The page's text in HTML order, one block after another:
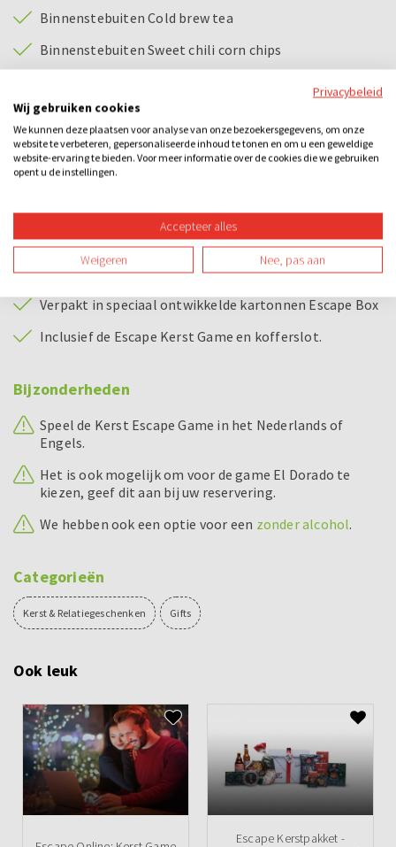
Binnenstebuiten Cold brew tea
Binnenstebuiten Sweet chili corn chips
Binnenstebuiten Winter pretzels
Binnenstebuiten Tomaat-courgettesoep veggie in pot
Binnenstebuiten Fudge
Eeuwige Jeugd Gladjanus 33Cl
Du Bocq Deugniet 33cl
Rode wijn
Verpakt in speciaal ontwikkelde kartonnen Escape Box
Inclusief de Escape Kerst Game en kofferslot.
Bijzonderheden
Speel de Kerst Escape Game in het Nederlands of
Engels.
Het is ook mogelijk om voor de game El Dorado te
kiezen, geef dit aan bij uw reservering.
We hebben ook een optie voor een zonder alcohol.
Categorieën
Kerst & Relatiegeschenken Gifts
Ook leuk
Escape Kerstpakket -
Privacybeleid
Wij gebruiken cookies
We kunnen deze plaatsen voor analyse van onze bezoekersgegevens, om onze
website te verbeteren, gepersonaliseerde inhoud te tonen en om u een geweldige
website-ervaring te bieden. Voor meer informatie over de cookies die we gebruiken
opent u de instellingen.
Accepteer alles
Weigeren Nee, pas aan